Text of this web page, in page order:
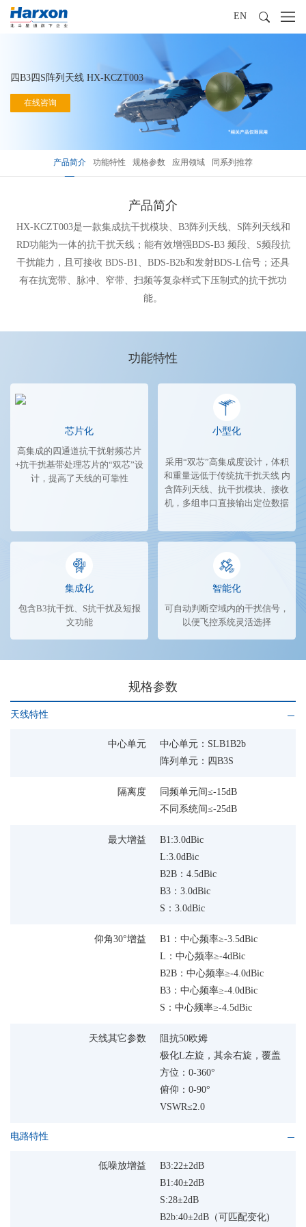
EN
四B3四S阵列天线 HX-KCZT003
在线咨询
产品简介 功能特性 规格参数 应用领域 同系列推荐
产品简介
HX-KCZT003是一款集成抗干扰模块、B3阵列天线、S阵列天线和
RD功能为一体的抗干扰天线；能有效增强BDS-B3 频段、S频段抗
干扰能力，且可接收 BDS-B1、BDS-B2b和发射BDS-L信号；还具
有在抗宽带、脉冲、窄带、扫频等复杂样式下压制式的抗干扰功
能。
功能特性
芯片化
高集成的四通道抗干扰射频芯片
+抗干扰基带处理芯片的“双芯”设
计，提高了天线的可靠性
小型化
采用“双芯”高集成度设计，体积
和重量远低于传统抗干扰天线 内
含阵列天线、抗干扰模块、接收
机，多组串口直接输出定位数据
集成化
包含B3抗干扰、S抗干扰及短报
文功能
智能化
可自动判断空域内的干扰信号，
以便飞控系统灵活选择
规格参数
天线特性
中心单元
中心单元：SLB1B2b
阵列单元：四B3S
隔离度
同频单元间≤-15dB
不同系统间≤-25dB
最大增益
B1:3.0dBic
L:3.0dBic
B2B：4.5dBic
B3：3.0dBic
S：3.0dBic
仰角30°增益
B1：中心频率≥-3.5dBic
L：中心频率≥-4dBic
B2B：中心频率≥-4.0dBic
B3：中心频率≥-4.0dBic
S：中心频率≥-4.5dBic
天线其它参数
阻抗50欧姆
极化L左旋，其余右旋，覆盖
方位：0-360°
俯仰：0-90°
VSWR≤2.0
电路特性
低噪放增益
B3:22±2dB
B1:40±2dB
S:28±2dB
B2b:40±2dB（可匹配变化)